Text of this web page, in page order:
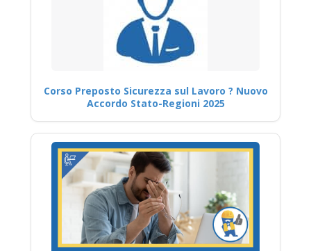
Corso Preposto Sicurezza sul Lavoro ? Nuovo
Accordo Stato-Regioni 2025